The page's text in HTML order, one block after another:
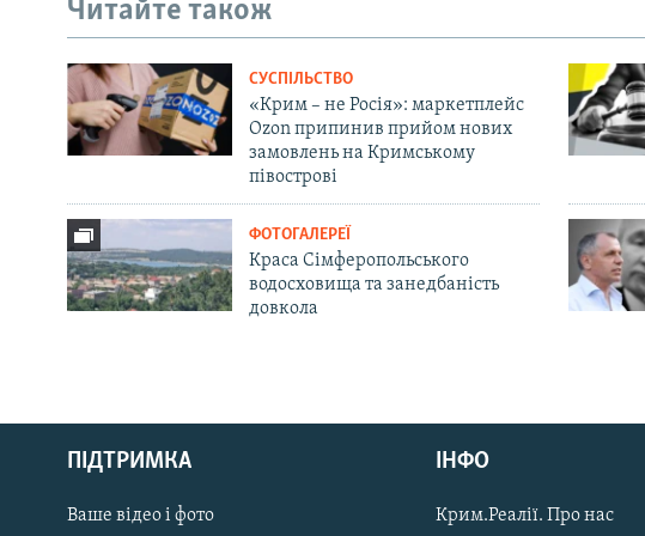
Русский
Qırımtatar
ДОЛУЧАЙСЯ!
Читайте також
СУСПІЛЬСТВО
«Крим – не Росія»: маркетплейс
Ozon припинив прийом нових
замовлень на Кримському
півострові
ФОТОГАЛЕРЕЇ
Краса Сімферопольського
водосховища та занедбаність
довкола
ПІДТРИМКА
Ваше відео і фото
ІНФО
Крим.Реалії. Про нас